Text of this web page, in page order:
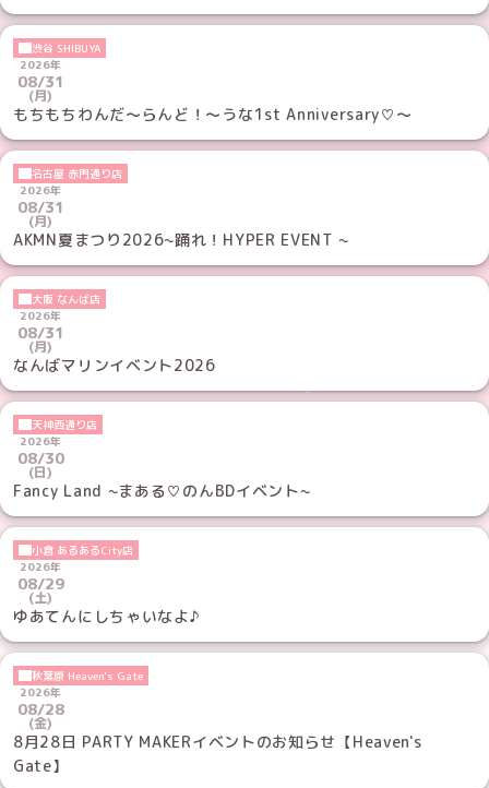
渋谷 SHIBUYA
2026年
08/31
(月)
もちもちわんだ〜らんど！〜うな1st Anniversary♡〜
名古屋 赤門通り店
2026年
08/31
(月)
AKMN夏まつり2026~踊れ！HYPER EVENT ~
大阪 なんば店
2026年
08/31
(月)
なんばマリンイベント2026
天神西通り店
2026年
08/30
(日)
Fancy Land ~まある♡のんBDイベント~
小倉 あるあるCity店
2026年
08/29
(土)
ゆあてんにしちゃいなよ♪
秋葉原 Heaven's Gate
2026年
08/28
(金)
8月28日 PARTY MAKERイベントのお知らせ【Heaven's
Gate】